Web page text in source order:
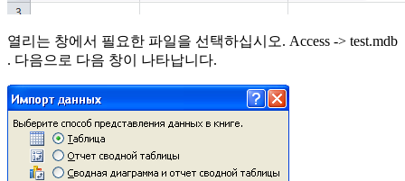
열리는 창에서 필요한 파일을 선택하십시오. Access -> test.mdb
. 다음으로 다음 창이 나타납니다.